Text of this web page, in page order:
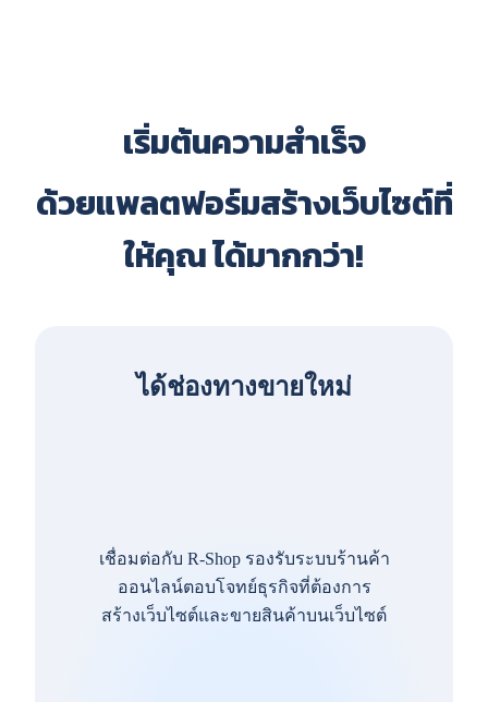
เริ่มต้นความสำเร็จ
ด้วยแพลตฟอร์มสร้างเว็บไซต์ที่
ให้คุณ ได้มากกว่า!
ได้ช่องทางขายใหม่
เชื่อมต่อกับ R-Shop รองรับระบบร้านค้า
ออนไลน์ตอบโจทย์ธุรกิจที่ต้องการ
สร้างเว็บไซต์และขายสินค้าบนเว็บไซต์